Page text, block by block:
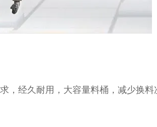
，经久耐用，大容量料桶，减少换料